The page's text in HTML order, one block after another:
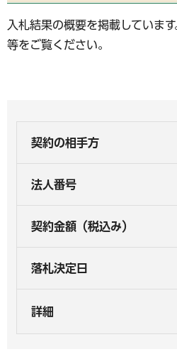
入札結果の概要を掲載していま
等をご覧ください。
契約の相手方
法人番号
契約金額（税込み）
落札決定日
詳細